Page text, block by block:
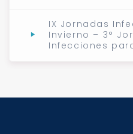
IX Jornadas
Invierno – 3°
Infecciones